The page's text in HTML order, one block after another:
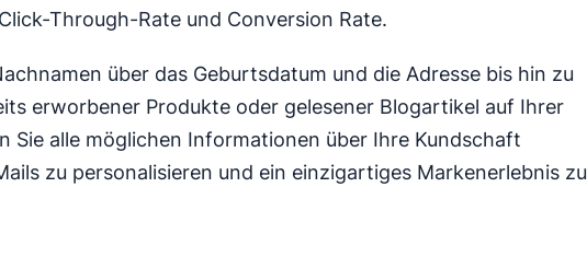
Through-Rate und Conversion Rate.
über das Geburtsdatum und die Adresse bis hin zu
erworbener Produkte oder gelesener Blogartikel auf Ihrer
Sie alle möglichen Informationen über Ihre Kundschaft
zu personalisieren und ein einzigartiges Markenerlebnis zu